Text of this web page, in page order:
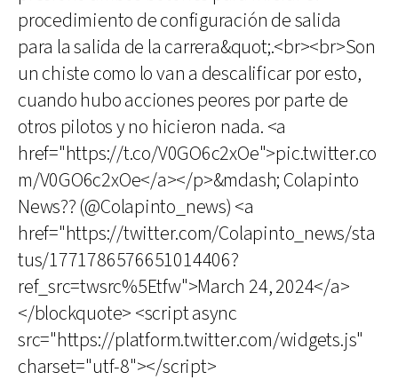
procedimiento de configuración de salida
para la salida de la carrera&quot;.<br><br>Son
un chiste como lo van a descalificar por esto,
cuando hubo acciones peores por parte de
otros pilotos y no hicieron nada. <a
href="https://t.co/V0GO6c2xOe">pic.twitter.co
m/V0GO6c2xOe</a></p>&mdash; Colapinto
News?? (@Colapinto_news) <a
href="https://twitter.com/Colapinto_news/sta
tus/1771786576651014406?
ref_src=twsrc%5Etfw">March 24, 2024</a>
</blockquote> <script async
src="https://platform.twitter.com/widgets.js"
charset="utf-8"></script>